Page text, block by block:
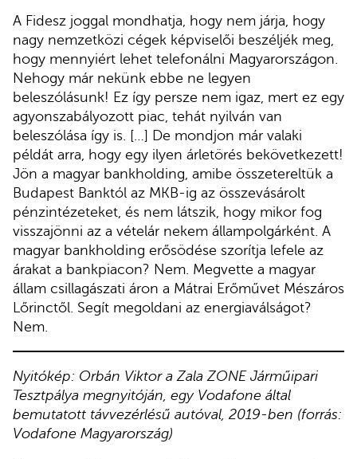
A Fidesz joggal mondhatja, hogy nem járja, hogy
nagy nemzetközi cégek képviselői beszéljék meg,
hogy mennyiért lehet telefonálni Magyarországon.
Nehogy már nekünk ebbe ne legyen
beleszólásunk! Ez így persze nem igaz, mert ez egy
agyonszabályozott piac, tehát nyilván van
beleszólása így is. […] De mondjon már valaki
példát arra, hogy egy ilyen árletörés bekövetkezett!
Jön a magyar bankholding, amibe összetereltük a
Budapest Banktól az MKB-ig az összevásárolt
pénzintézeteket, és nem látszik, hogy mikor fog
visszajönni az a vételár nekem állampolgárként. A
magyar bankholding erősödése szorítja lefele az
árakat a bankpiacon? Nem. Megvette a magyar
állam csillagászati áron a Mátrai Erőművet Mészáros
Lőrinctől. Segít megoldani az energiaválságot?
Nem.
Nyitókép: Orbán Viktor a Zala ZONE Járműipari
Tesztpálya megnyitóján, egy Vodafone által
bemutatott távvezérlésű autóval, 2019-ben (forrás:
Vodafone Magyarország)